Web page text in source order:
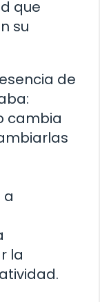
que
su
de
cambia
a
la